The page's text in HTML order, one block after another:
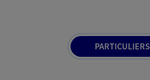
PARTICULIERS